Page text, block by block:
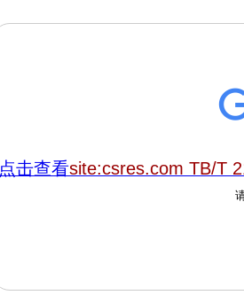
点击查看site:csres.com TB/T